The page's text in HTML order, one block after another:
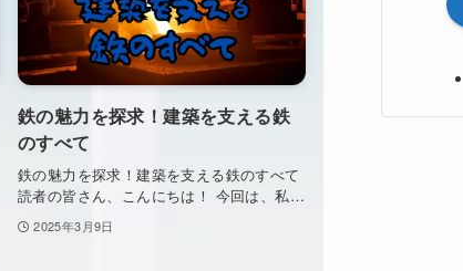
鉄の魅力を探求！建築を支える鉄
のすべて
鉄の魅力を探求！建築を支える鉄のすべて
読者の皆さん、こんにちは！ 今回は、私…
2025年3月9日